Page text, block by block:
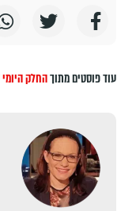
עוד פוסטים מתוךהחלק היומי